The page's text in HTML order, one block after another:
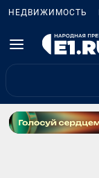
НЕДВИЖИМОСТЬ